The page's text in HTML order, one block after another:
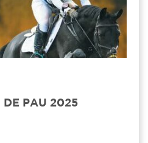
DE PAU 2025